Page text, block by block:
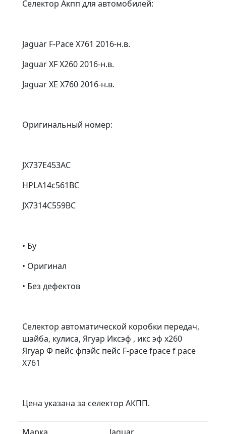
Селектор Акпп для автомобилей:
Jaguar F-Pace X761 2016-н.в.
Jaguar XF X260 2016-н.в.
Jaguar XE X760 2016-н.в.
Оригинальный номер:
JX737E453AC
HPLA14c561BC
JX7314C559BC
• Бу
• Оригинал
• Без дефектов
Селектор автоматической коробки передач,
шайба, кулиса, Ягуар Иксэф , икс эф х260
Ягуар Ф пейс фпэйс пейс F-pace fpace f pace
Х761
Цена указана за селектор АКПП.